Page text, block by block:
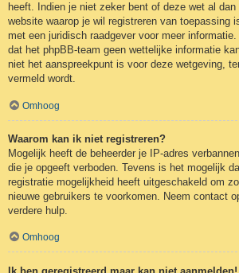
heeft. Indien je niet zeker bent of deze wet al
website waarop je wil registreren van toepassing
met een juridisch raadgever voor meer
dat het phpBB-team geen wettelijke informatie
niet het aanspreekpunt is voor deze wetgeving,
vermeld wordt.
Omhoog
Waarom kan ik niet registreren?
Mogelijk heeft de beheerder je IP-adres
die je opgeeft verboden. Tevens is het mogelijk
registratie mogelijkheid heeft uitgeschakeld om
nieuwe gebruikers te voorkomen. Neem contact
verdere hulp.
Omhoog